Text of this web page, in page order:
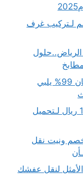
100ريال خصم لـتركيب غرف
الرياض..حلول
دينا تشيل اثاث مستعمل بالرياض بأمان 99% يلبي
دينه تحميل عفش الرياض بخصم 100 ريال لـتحميل
عفش حي السويدي 18%خصم ونيت نقل
لنقل عفشك